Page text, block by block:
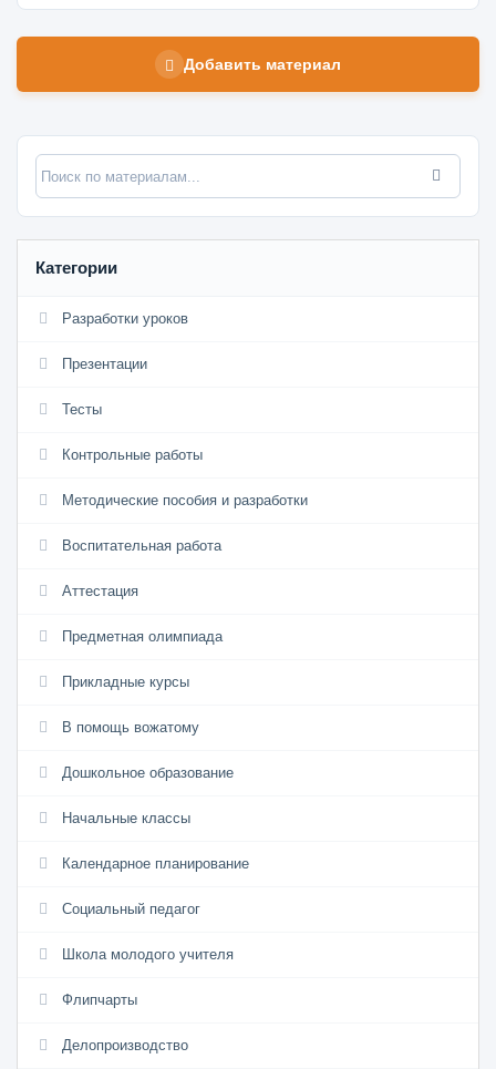
Добавить материал
Категории
Разработки уроков
Презентации
Тесты
Контрольные работы
Методические пособия и разработки
Воспитательная работа
Аттестация
Предметная олимпиада
Прикладные курсы
В помощь вожатому
Дошкольное образование
Начальные классы
Календарное планирование
Социальный педагог
Школа молодого учителя
Флипчарты
Делопроизводство